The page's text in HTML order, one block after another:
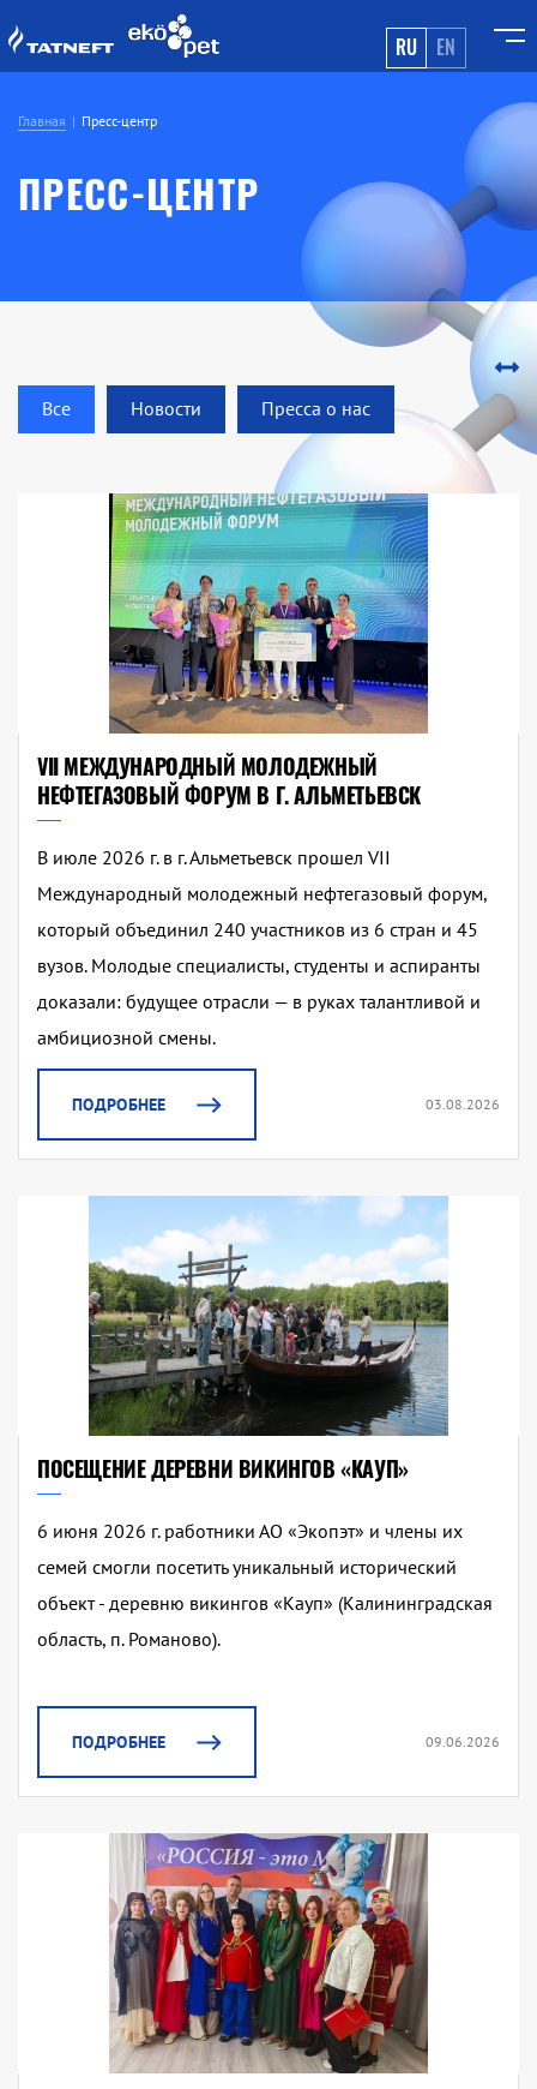
RU EN
Главная Пресс-центр
ПРЕСС-ЦЕНТР
Все Новости Пресса о нас
VII МЕЖДУНАРОДНЫЙ МОЛОДЕЖНЫЙ
НЕФТЕГАЗОВЫЙ ФОРУМ В Г. АЛЬМЕТЬЕВСК
В июле 2026 г. в г. Альметьевск прошел VII
Международный молодежный нефтегазовый форум,
который объединил 240 участников из 6 стран и 45
вузов. Молодые специалисты, студенты и аспиранты
доказали: будущее отрасли — в руках талантливой и
амбициозной смены.
ПОДРОБНЕЕ 03.08.2026
ПОСЕЩЕНИЕ ДЕРЕВНИ ВИКИНГОВ «КАУП»
6 июня 2026 г. работники АО «Экопэт» и члены их
семей смогли посетить уникальный исторический
объект - деревню викингов «Кауп» (Калининградская
область, п. Романово).
ПОДРОБНЕЕ 09.06.2026